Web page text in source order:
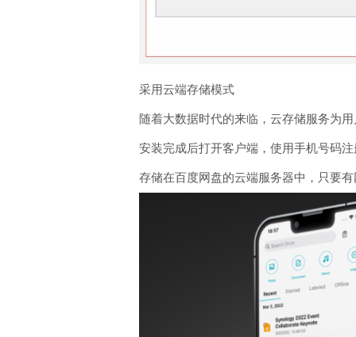
采用云端存储模式
随着大数据时代的来临，云存储服务为
安装完成后打开客户端，使用手机号码
存储在百度网盘的云端服务器中，只要